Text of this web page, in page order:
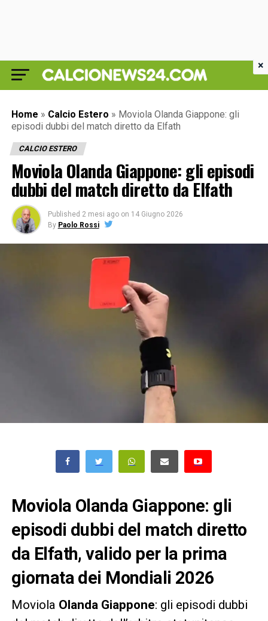
Home » Calcio Estero » Moviola Olanda Giappone: gli
episodi dubbi del match diretto da Elfath
CALCIO ESTERO
Moviola Olanda Giappone: gli episodi
dubbi del match diretto da Elfath
Published 2 mesi ago on 14 Giugno 2026
By Paolo Rossi
Moviola Olanda Giappone: gli
episodi dubbi del match diretto
da Elfath, valido per la prima
giornata dei Mondiali 2026
Moviola Olanda Giappone: gli episodi dubbi
×